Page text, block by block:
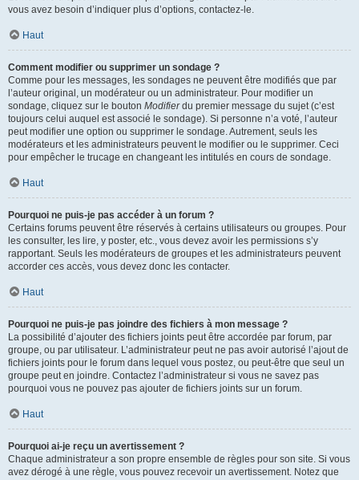
vous avez besoin d’indiquer plus d’options, contactez-le.
Haut
Comment modifier ou supprimer un sondage ?
Comme pour les messages, les sondages ne peuvent être modifiés que par
l’auteur original, un modérateur ou un administrateur. Pour modifier un
sondage, cliquez sur le bouton Modifierdu premier message du sujet (c’est
toujours celui auquel est associé le sondage). Si personne n’a voté, l’auteur
peut modifier une option ou supprimer le sondage. Autrement, seuls les
modérateurs et les administrateurs peuvent le modifier ou le supprimer. Ceci
pour empêcher le trucage en changeant les intitulés en cours de sondage.
Haut
Pourquoi ne puis-je pas accéder à un forum ?
Certains forums peuvent être réservés à certains utilisateurs ou groupes. Pour
les consulter, les lire, y poster, etc., vous devez avoir les permissions s’y
rapportant. Seuls les modérateurs de groupes et les administrateurs peuvent
accorder ces accès, vous devez donc les contacter.
Haut
Pourquoi ne puis-je pas joindre des fichiers à mon message ?
La possibilité d’ajouter des fichiers joints peut être accordée par forum, par
groupe, ou par utilisateur. L’administrateur peut ne pas avoir autorisé l’ajout de
fichiers joints pour le forum dans lequel vous postez, ou peut-être que seul un
groupe peut en joindre. Contactez l’administrateur si vous ne savez pas
pourquoi vous ne pouvez pas ajouter de fichiers joints sur un forum.
Haut
Pourquoi ai-je reçu un avertissement ?
Chaque administrateur a son propre ensemble de règles pour son site. Si vous
avez dérogé à une règle, vous pouvez recevoir un avertissement. Notez que